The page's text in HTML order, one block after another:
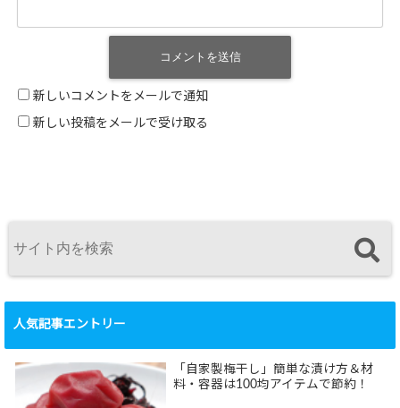
新しいコメントをメールで通知
新しい投稿をメールで受け取る
人気記事エントリー
「自家製梅干し」簡単な漬け方＆材
料・容器は100均アイテムで節約！